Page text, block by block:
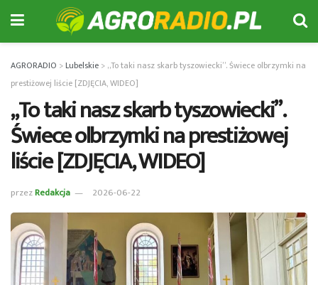
AGRORADIO >Lubelskie > „To taki nasz skarb tyszowiecki”. Świece olbrzymki na
prestiżowej liście [ZDJĘCIA, WIDEO]
„To taki nasz skarb tyszowiecki”.
Świece olbrzymki na prestiżowej
liście [ZDJĘCIA, WIDEO]
przezRedakcja 2026-06-22